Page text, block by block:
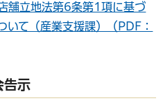
立地法第6条第1項に基づ
いて（産業支援課）（PDF：
告示